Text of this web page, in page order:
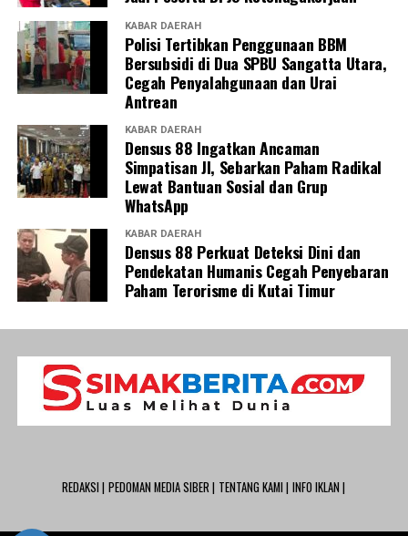
KABAR DAERAH
Polisi Tertibkan Penggunaan BBM
Bersubsidi di Dua SPBU Sangatta Utara,
Cegah Penyalahgunaan dan Urai
Antrean
KABAR DAERAH
Densus 88 Ingatkan Ancaman
Simpatisan JI, Sebarkan Paham Radikal
Lewat Bantuan Sosial dan Grup
WhatsApp
KABAR DAERAH
Densus 88 Perkuat Deteksi Dini dan
Pendekatan Humanis Cegah Penyebaran
Paham Terorisme di Kutai Timur
REDAKSI | PEDOMAN MEDIA SIBER | TENTANG KAMI | INFO IKLAN |